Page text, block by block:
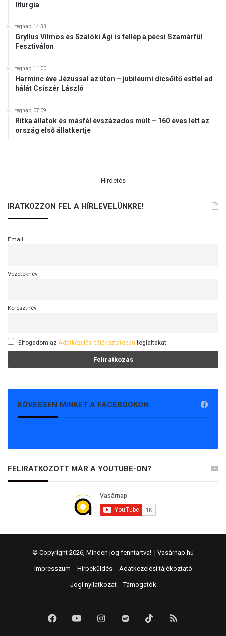
liturgia
tegnap, 14:33
Gryllus Vilmos és Szalóki Ági is fellép a pécsi Szamárfül
Fesztiválon
tegnap, 11:00
Harminc éve Jézussal az úton – jubileumi dicsőítő esttel ad
hálát Csiszér László
tegnap, 07:09
Ritka állatok és másfél évszázados múlt – 160 éves lett az
ország első állatkertje
.
Hirdetés
IRATKOZZON FEL A HÍRLEVELÜNKRE!
Email
Vezetéknév
Keresztnév
Elfogadom az Adatkezelési tájékoztatóban foglaltakat.
KÖVESSEN MINKET A FACEBOOKON
FELIRATKOZOTT MÁR A YOUTUBE-ON?
© Copyright 2026, Minden jog fenntartva! | Vasárnap.hu
Impresszum Hírbeküldés Adatkezelési tájékoztató
Jogi nyilatkozat Támogatók
FacebookYouTubeInstagram
Spotify TikTok